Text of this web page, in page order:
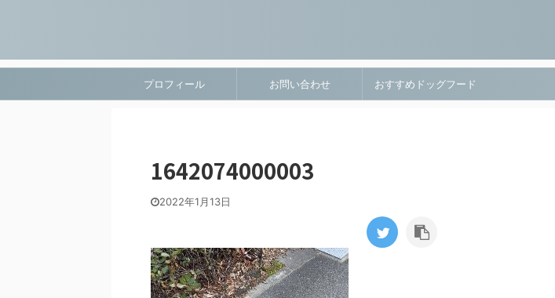
プロフィール お問い合わせ おすすめドッグフード
1642074000003
2022年1月13日